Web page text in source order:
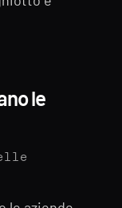
le